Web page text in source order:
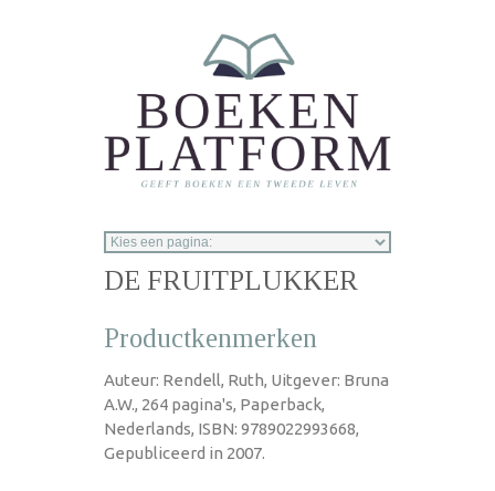
DE FRUITPLUKKER
Productkenmerken
Auteur: Rendell, Ruth, Uitgever: Bruna
A.W., 264 pagina's, Paperback,
Nederlands, ISBN: 9789022993668,
Gepubliceerd in 2007.